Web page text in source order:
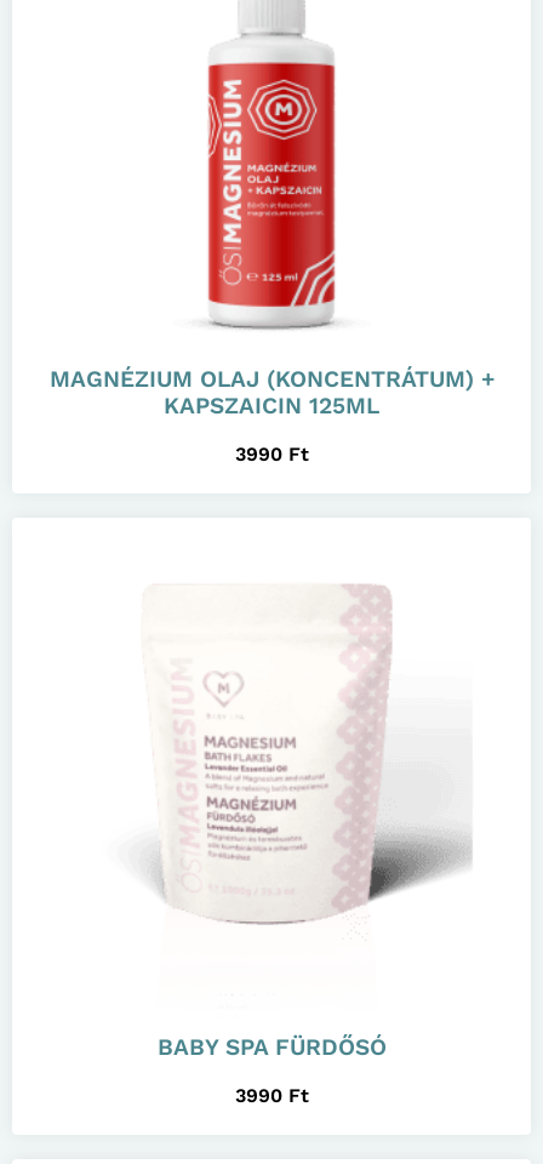
MAGNÉZIUM OLAJ (KONCENTRÁTUM) +
KAPSZAICIN 125ML
3990 Ft
BABY SPA FÜRDŐSÓ
3990 Ft